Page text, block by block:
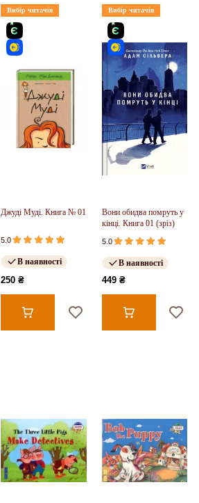
Вибір читачів
Джуді Муді. Книга № 01
5.0
В наявності
250 ₴
Вибір читачів
Вони обидва помруть у
кінці. Книга 01 (зріз)
5.0
В наявності
449 ₴